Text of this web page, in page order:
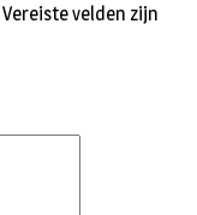
Vereiste velden zijn